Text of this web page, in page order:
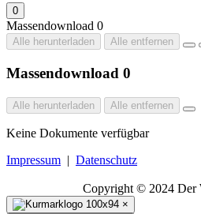
0
Massendownload 0
Alle herunterladen Alle entfernen
Massendownload 0
Alle herunterladen Alle entfernen
Keine Dokumente verfügbar
Impressum | Datenschutz
Copyright © 2024 Der
×